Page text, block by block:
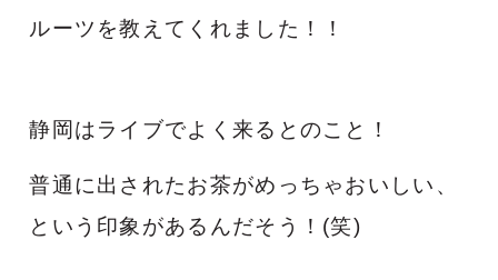
ルーツを教えてくれました！！
静岡はライブでよく来るとのこと！
普通に出されたお茶がめっちゃおいしい、
という印象があるんだそう！(笑)